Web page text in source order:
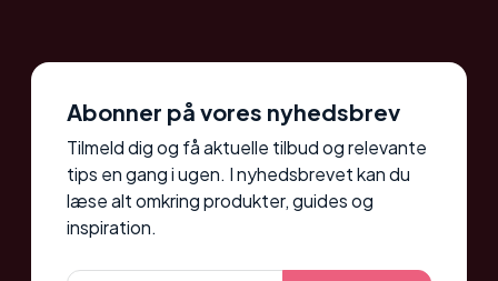
Abonner på vores nyhedsbrev
Tilmeld dig og få aktuelle tilbud og relevante
tips en gang i ugen. I nyhedsbrevet kan du
læse alt omkring produkter, guides og
inspiration.